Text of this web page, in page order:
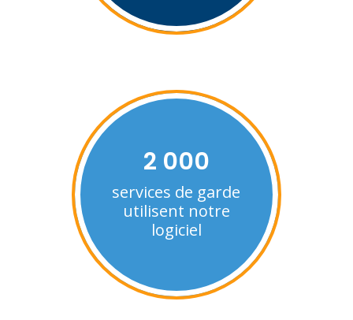
2 000
services de garde
utilisent notre
logiciel